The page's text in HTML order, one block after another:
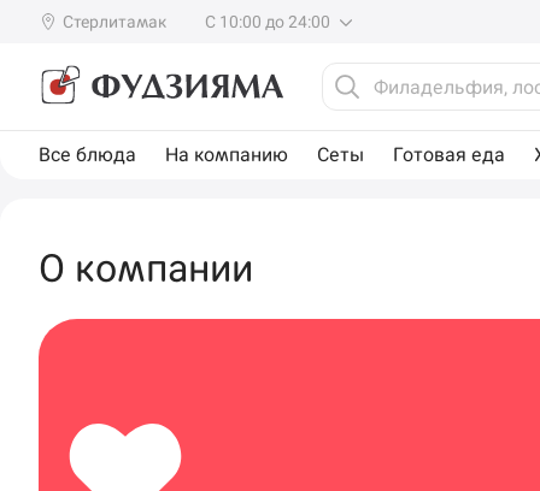
Стерлитамак С 10:00 до 24:00
Все блюда На компанию Сеты Готовая еда
О компании